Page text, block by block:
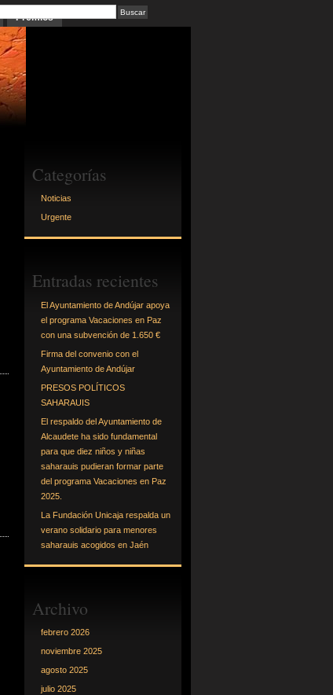
Premios
Categorías
Noticias
Urgente
Entradas recientes
El Ayuntamiento de Andújar apoya
el programa Vacaciones en Paz
con una subvención de 1.650 €
Firma del convenio con el
Ayuntamiento de Andújar
PRESOS POLÍTICOS
SAHARAUIS
El respaldo del Ayuntamiento de
Alcaudete ha sido fundamental
para que diez niños y niñas
saharauis pudieran formar parte
del programa Vacaciones en Paz
2025.
La Fundación Unicaja respalda un
verano solidario para menores
saharauis acogidos en Jaén
Archivo
febrero 2026
noviembre 2025
agosto 2025
julio 2025